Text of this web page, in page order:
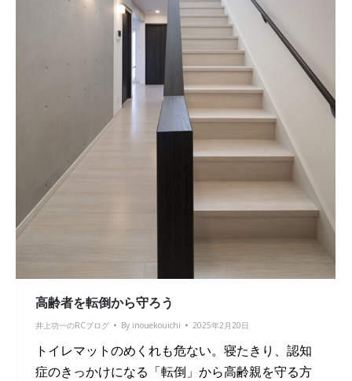
高齢者を転倒から守ろう
井上功一のRCブログ By inouekouichi 2025年2月20日
トイレマットのめくれも危ない。寝たきり、認知
症のきっかけになる「転倒」から高齢親を守る方